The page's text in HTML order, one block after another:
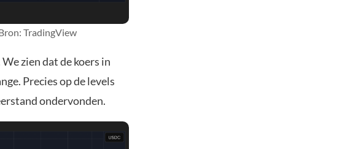
TradingView
zien dat de koers in
Precies op de levels
ondervonden.